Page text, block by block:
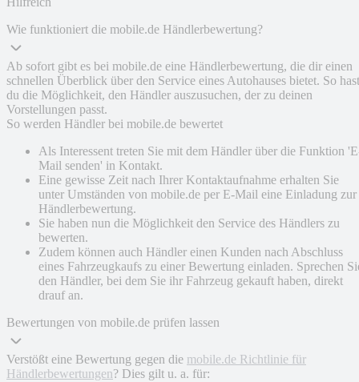
Wie funktioniert die mobile.de Händlerbewertung?
Ab sofort gibt es bei mobile.de eine Händlerbewertung, die dir einen
schnellen Überblick über den Service eines Autohauses bietet. So hast
du die Möglichkeit, den Händler auszusuchen, der zu deinen
Vorstellungen passt.
So werden Händler bei mobile.de bewertet
Als Interessent treten Sie mit dem Händler über die Funktion
Mail senden' in Kontakt.
Eine gewisse Zeit nach Ihrer Kontaktaufnahme erhalten Sie
unter Umständen von mobile.de per E-Mail eine Einladung zur
Händlerbewertung.
Sie haben nun die Möglichkeit den Service des Händlers zu
bewerten.
Zudem können auch Händler einen Kunden nach Abschluss
eines Fahrzeugkaufs zu einer Bewertung einladen. Sprechen
den Händler, bei dem Sie ihr Fahrzeug gekauft haben, direkt
drauf an.
Bewertungen von mobile.de prüfen lassen
Verstößt eine Bewertung gegen die mobile.de Richtlinie für
Händlerbewertungen? Dies gilt u. a. für: